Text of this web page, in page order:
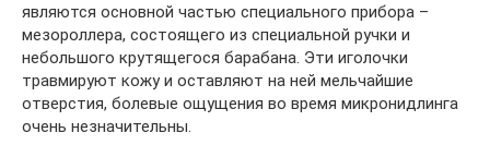
являются основной частью специального прибора –
мезороллера, состоящего из специальной ручки и
небольшого крутящегося барабана. Эти иголочки
травмируют кожу и оставляют на ней мельчайшие
отверстия, болевые ощущения во время микронидлинга
очень незначительны.